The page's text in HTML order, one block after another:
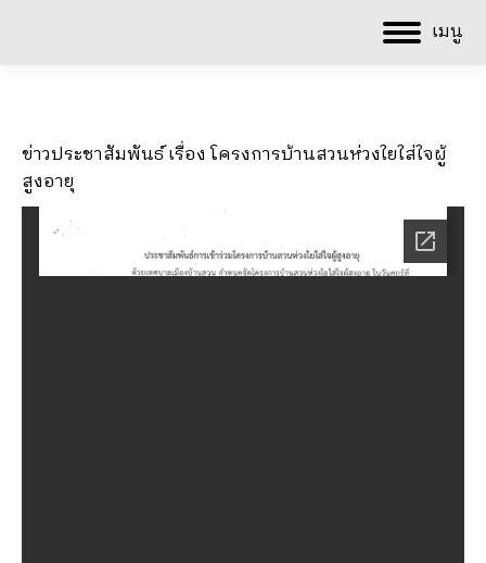
เมนู
ข่าวประชาสัมพันธ์ เรื่อง โครงการบ้านสวนห่วงใยใส่ใจผู้
สูงอายุ